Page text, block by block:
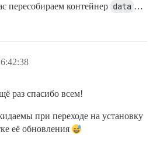
пересобираем контейнер data …
раз спасибо всем!
при переходе на установку
её обновления